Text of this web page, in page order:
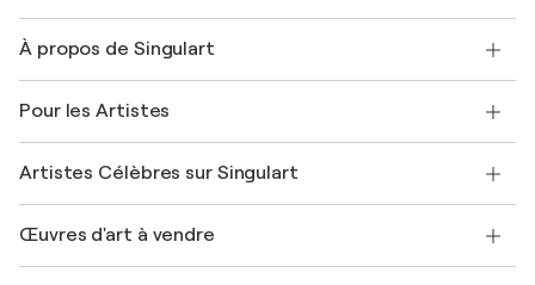
Expédition
Offrir une carte cadeau
Rejoignez notre programme commercial
Mon compte
+33 1 76 44 06 42
À propos de Singulart
FAQ
Magazine Singulart
Emplois
Découvrez une sélection d'art original
Pour les Artistes
Se connecter en tant qu'Artiste
Artistes Célèbres sur Singulart
Marc Chagall
Œuvres d'art à vendre